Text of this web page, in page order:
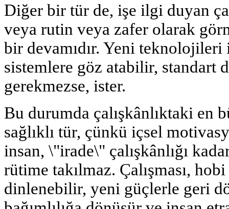
Diğer bir tür de, işe ilgi duyan
veya rutin veya zafer olarak
bir devamıdır. Yeni
sistemlere göz atabilir, standart
gerekmezse, ister.
Bu durumda çalışkânlıktaki en
sağlıklı tür, çünkü içsel
insan, \"irade\" çalışkânlığı
rütime takılmaz. Çalışması,
dinlenebilir, yeni güçlerle geri